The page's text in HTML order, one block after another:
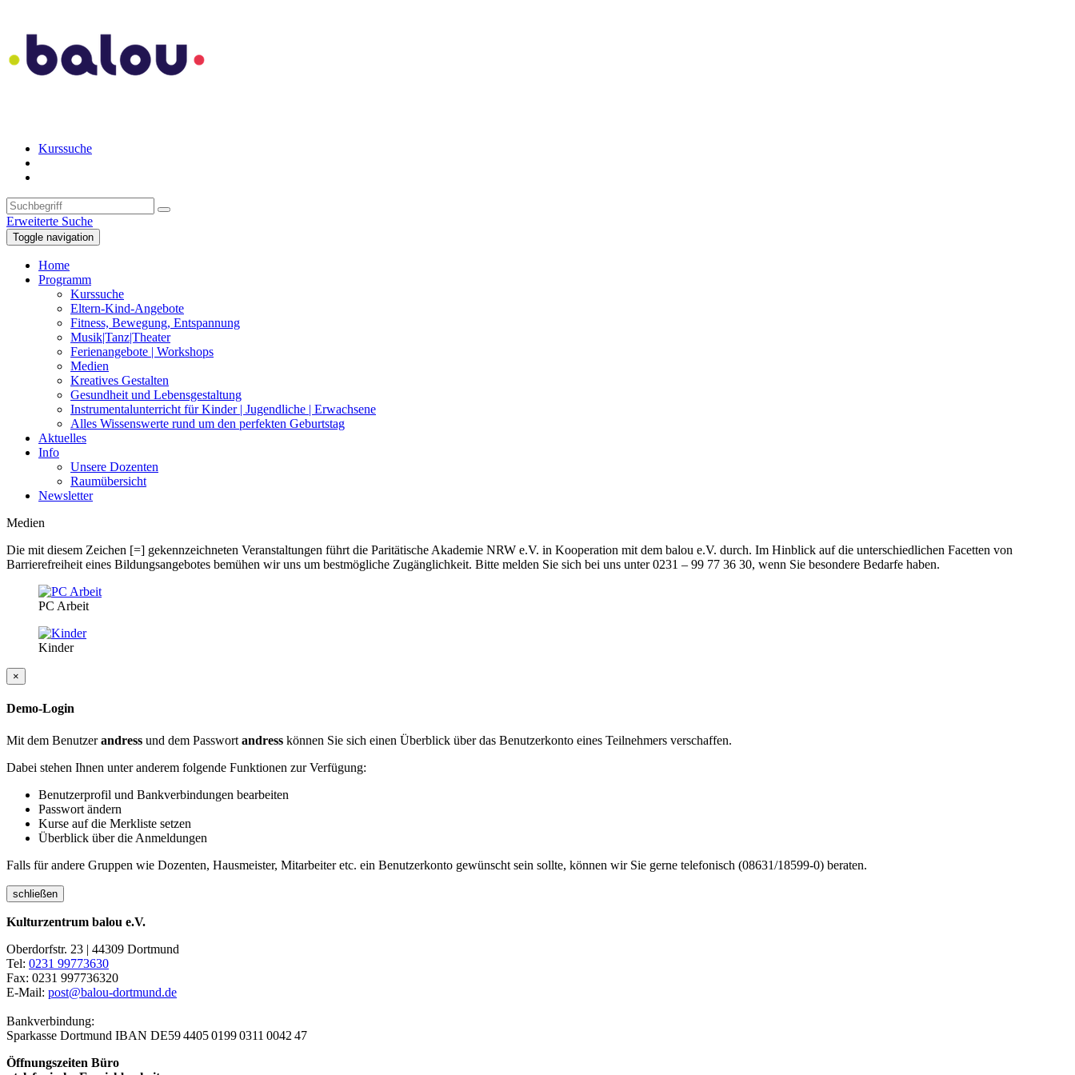
Kurssuche
Erweiterte Suche
Toggle navigation
Home
Programm
Kurssuche
Eltern-Kind-Angebote
Fitness, Bewegung, Entspannung
Musik|Tanz|Theater
Ferienangebote | Workshops
Medien
Kreatives Gestalten
Gesundheit und Lebensgestaltung
Instrumentalunterricht für Kinder | Jugendliche | Erwachsene
Alles Wissenswerte rund um den perfekten Geburtstag
Aktuelles
Info
Unsere Dozenten
Raumübersicht
Newsletter
Medien
Die mit diesem Zeichen [=] gekennzeichneten Veranstaltungen führt die Paritätische Akademie NRW e.V. in Kooperation mit dem balou e.V. durch. Im Hinblick auf die unterschiedlichen Facetten von
Barrierefreiheit eines Bildungsangebotes bemühen wir uns um bestmögliche Zugänglichkeit. Bitte melden Sie sich bei uns unter 0231 – 99 77 36 30, wenn Sie besondere Bedarfe haben.
PC Arbeit
Kinder
×
Demo-Login
Mit dem Benutzerandress und dem Passwort andress können Sie sich einen Überblick über das Benutzerkonto eines Teilnehmers verschaffen.
Dabei stehen Ihnen unter anderem folgende Funktionen zur Verfügung:
Benutzerprofil und Bankverbindungen bearbeiten
Passwort ändern
Kurse auf die Merkliste setzen
Überblick über die Anmeldungen
Falls für andere Gruppen wie Dozenten, Hausmeister, Mitarbeiter etc. ein Benutzerkonto gewünscht sein sollte, können wir Sie gerne telefonisch (08631/18599-0) beraten.
schließen
Kulturzentrum balou e.V.
Oberdorfstr. 23 | 44309 Dortmund
Tel: 0231 99773630
Fax: 0231 997736320
E-Mail: post@balou-dortmund.de
Bankverbindung:
Sparkasse Dortmund IBAN DE59 4405 0199 0311 0042 47
Öffnungszeiten Büro